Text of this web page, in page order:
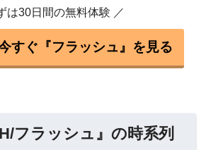
は30日間の無料体験 ／
すぐ『フラッシュ』を見る
フラッシュ』の時系列